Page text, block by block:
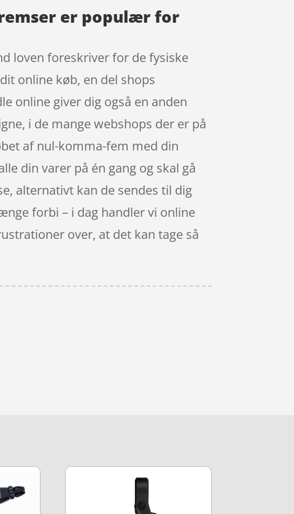
er populær for
loven foreskriver for de fysiske
online køb, en del shops
online giver dig også en anden
i de mange webshops der er på
af nul-komma-fem med din
din varer på én gang og skal gå
alternativt kan de sendes til dig
forbi – i dag handler vi online
over, at det kan tage så